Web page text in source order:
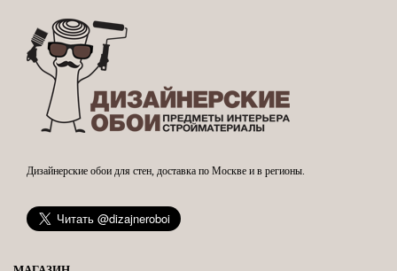
Дизайнерские обои для стен, доставка по Москве и в регионы.